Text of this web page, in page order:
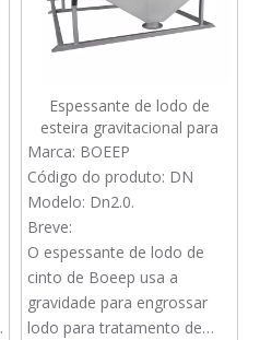
Espessante de lodo de
esteira gravitacional para
tratamento de águas
residuais industriais
Marca: BOEEP
Código do produto: DN
Modelo: Dn2.0.
Breve:
O espessante de lodo de
cinto de Boeep usa a
gravidade para engrossar
lodo para tratamento de